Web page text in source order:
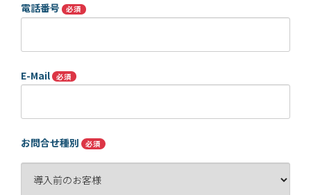
電話番号 必須
E-Mail 必須
お問合せ種別 必須